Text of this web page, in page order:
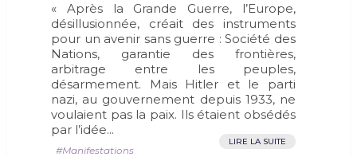
« Après la Grande Guerre, l’Europe,
désillusionnée, créait des instruments
pour un avenir sans guerre : Société des
Nations, garantie des frontières,
arbitrage entre les peuples,
désarmement. Mais Hitler et le parti
nazi, au gouvernement depuis 1933, ne
voulaient pas la paix. Ils étaient obsédés
par l’idée...
LIRE LA SUITE
Manifestations